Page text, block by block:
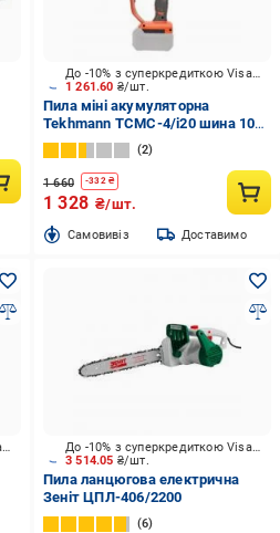
1 261.60 ₴/шт.
До -10% з суперкредиткою Visa Вигода
Пила міні акумуляторна
Tekhmann TCMC-4/i20 шина 100
мм діам різ 85 мм
2
1 660 -332₴
1 328 ₴/шт.
Cамовивіз Доставимо
До -10% з суперкредиткою Visa Вигода
3 514.05 ₴/шт.
До -10% з суперкредиткою Visa Вигода
Пила ланцюгова електрична
Зеніт ЦПЛ-406/2200
6